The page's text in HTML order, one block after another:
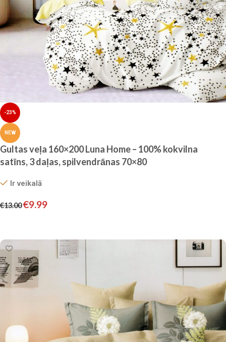
-23%
NEW
Gultas veļa 160×200 Luna Home – 100% kokvilna
satīns, 3 daļas, spilvendrānas 70×80
Ir veikalā
€13.00€9.99